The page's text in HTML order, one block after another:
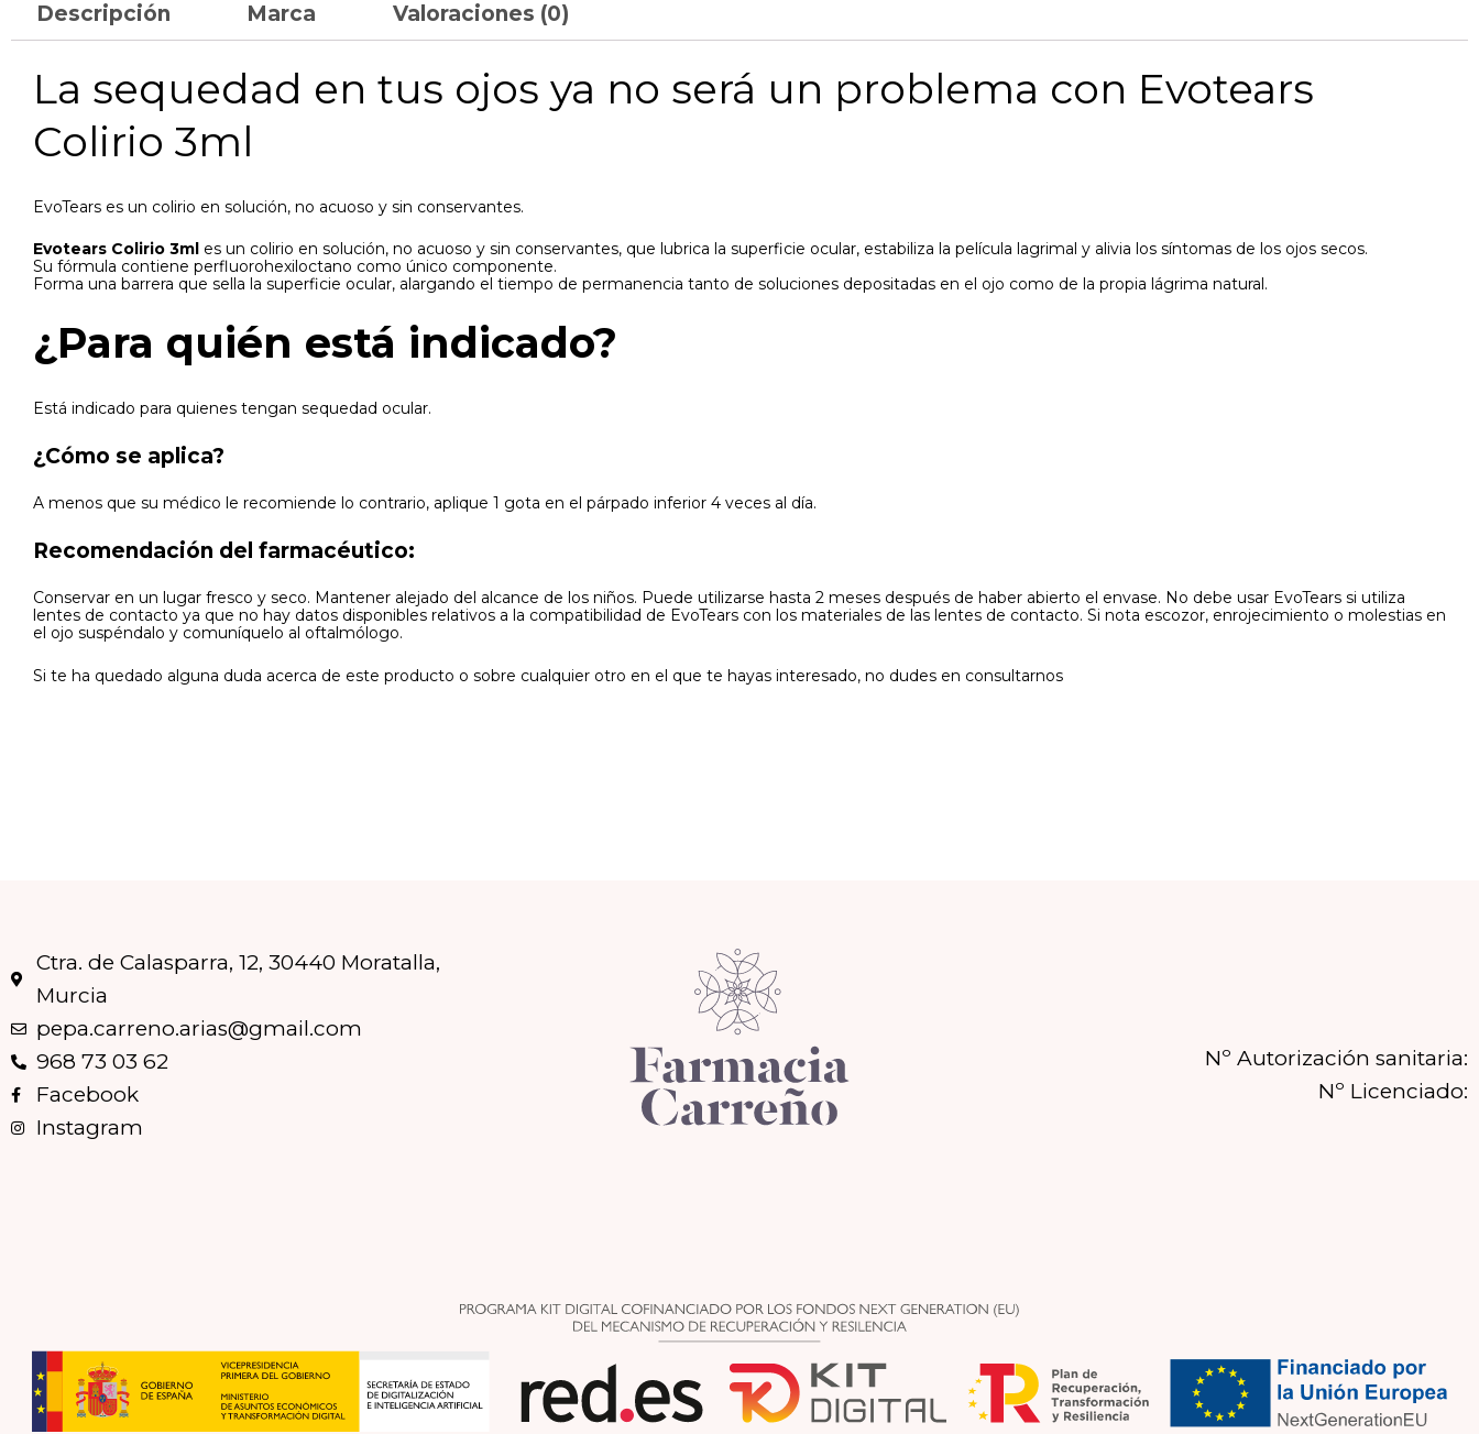
Descripción Marca Valoraciones (0)
La sequedad en tus ojos ya no será un problema con Evotears
Colirio 3ml
EvoTears es un colirio en solución, no acuoso y sin conservantes.
Evotears Colirio 3ml es un colirio en solución, no acuoso y sin conservantes, que lubrica la superficie ocular, estabiliza la película lagrimal y alivia los síntomas de los ojos secos.
Su fórmula contiene perfluorohexiloctano como único componente.
Forma una barrera que sella la superficie ocular, alargando el tiempo de permanencia tanto de soluciones depositadas en el ojo como de la propia lágrima natural.
¿Para quién está indicado?
Está indicado para quienes tengan sequedad ocular.
¿Cómo se aplica?
A menos que su médico le recomiende lo contrario, aplique 1 gota en el párpado inferior 4 veces al día.
Recomendación del farmacéutico:
Conservar en un lugar fresco y seco. Mantener alejado del alcance de los niños. Puede utilizarse hasta 2 meses después de haber abierto el envase. No debe usar EvoTears si utiliza
lentes de contacto ya que no hay datos disponibles relativos a la compatibilidad de EvoTears con los materiales de las lentes de contacto. Si nota escozor, enrojecimiento o molestias en
el ojo suspéndalo y comuníquelo al oftalmólogo.
Si te ha quedado alguna duda acerca de este producto o sobre cualquier otro en el que te hayas interesado, no dudes en consultarnos
Ctra. de Calasparra, 12, 30440 Moratalla,
Murcia
pepa.carreno.arias@gmail.com
968 73 03 62
Facebook
Instagram
Nº Autorización sanitaria:
Nº Licenciado: